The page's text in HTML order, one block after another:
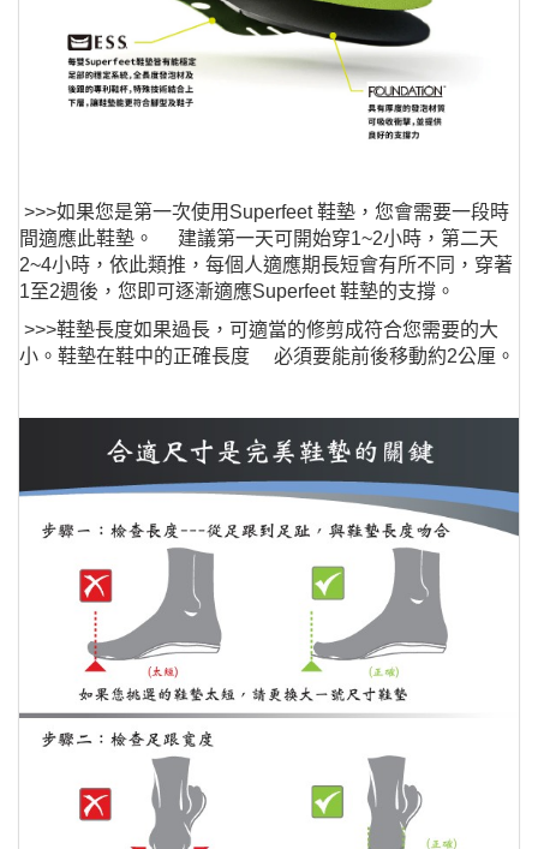
>>>如果您是第一次使用Superfeet 鞋墊，您會需要一段時
間適應此鞋墊。 建議第一天可開始穿1~2小時，第二天
2~4小時，依此類推，每個人適應期長短會有所不同，穿著
1至2週後，您即可逐漸適應Superfeet 鞋墊的支撐。
>>>鞋墊長度如果過長，可適當的修剪成符合您需要的大
小。鞋墊在鞋中的正確長度 必須要能前後移動約2公厘。